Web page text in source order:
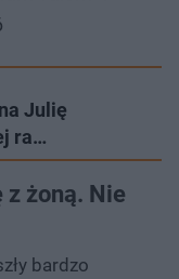
Julię
ra…
żoną. Nie
bardzo